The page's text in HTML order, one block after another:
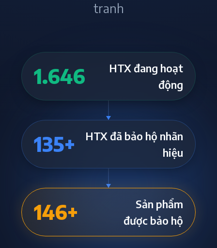
tranh
1.646
HTX đang hoạt
động
135+
HTX đã bảo hộ nhãn
hiệu
146+
Sản phẩm
được bảo hộ